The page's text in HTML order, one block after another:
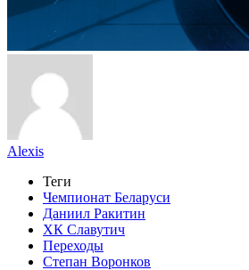
Alexis
Теги
Чемпионат Беларуси
Даниил Ракитин
ХК Славутич
Переходы
Степан Воронков